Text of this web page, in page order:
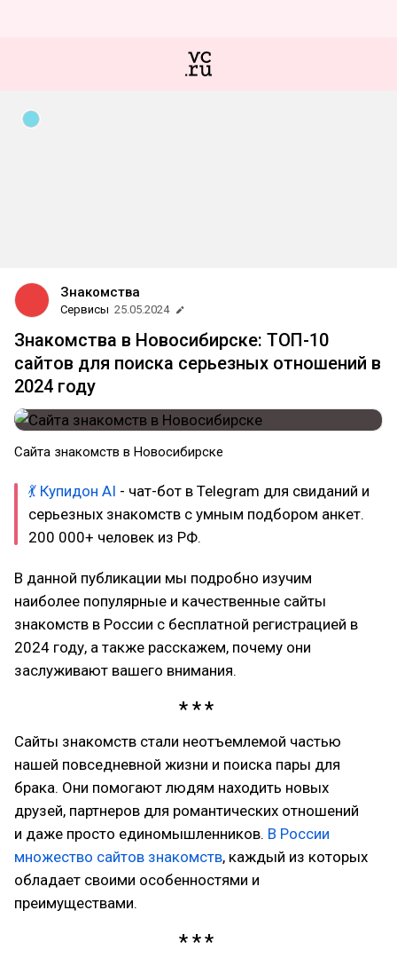
Знакомства
Сервисы 25.05.2024
Знакомства в Новосибирске: ТОП-10
сайтов для поиска серьезных отношений в
2024 году
Сайта знакомств в Новосибирске
💃 Купидон AI - чат-бот в Telegram для свиданий и
серьезных знакомств с умным подбором анкет.
200 000+ человек из РФ.
В данной публикации мы подробно изучим
наиболее популярные и качественные сайты
знакомств в России с бесплатной регистрацией в
2024 году, а также расскажем, почему они
заслуживают вашего внимания.
Сайты знакомств стали неотъемлемой частью
нашей повседневной жизни и поиска пары для
брака. Они помогают людям находить новых
друзей, партнеров для романтических отношений
и даже просто единомышленников. В России
множество сайтов знакомств, каждый из которых
обладает своими особенностями и
преимуществами.